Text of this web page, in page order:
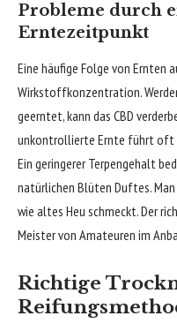
Probleme durch
Erntezeitpunkt
Eine häufige Folge von Ernten
Wirkstoffkonzentration.
geerntet, kann das CBD
unkontrollierte Ernte führt oft
Ein geringerer Terpengehalt
natürlichen Blüten Duftes.
wie altes Heu schmeckt. Der
Meister von Amateuren im
Richtige